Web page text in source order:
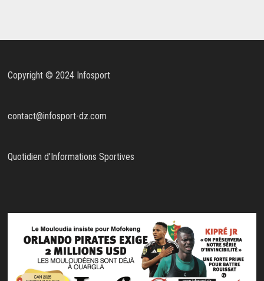
Copyright © 2024 Infosport
contact@infosport-dz.com
Quotidien d'Informations Sportives